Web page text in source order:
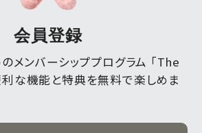
会員登録
メンバーシッププログラム 「The
な機能と特典を無料で楽しめま